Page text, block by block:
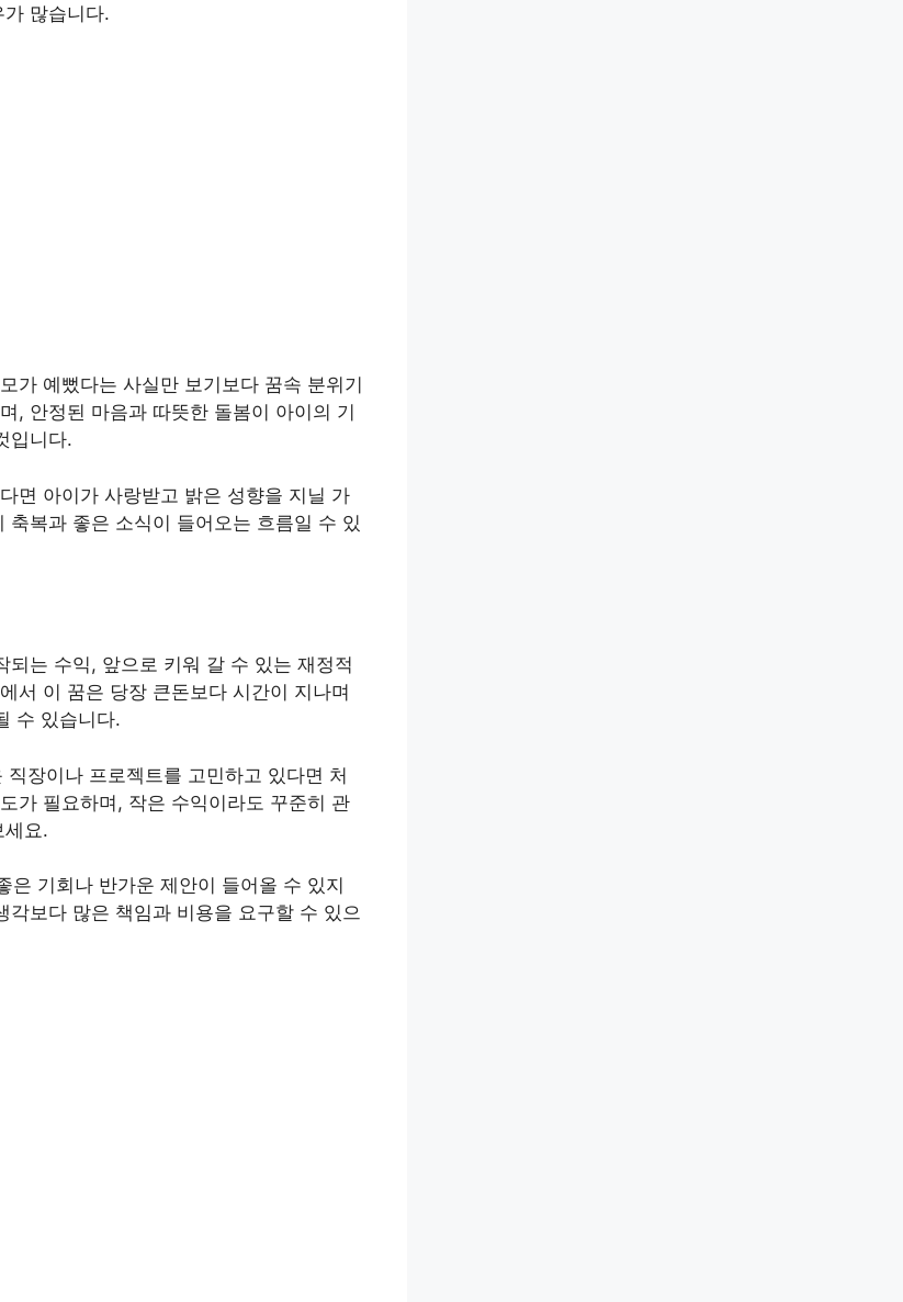
많습니다.
가 예뻤다는 사실만 보기보다 꿈속 분위기
, 안정된 마음과 따뜻한 돌봄이 아이의 기
입니다.
면 아이가 사랑받고 밝은 성향을 지닐 가
복과 좋은 소식이 들어오는 흐름일 수 있
는 수익, 앞으로 키워 갈 수 있는 재정적
서 이 꿈은 당장 큰돈보다 시간이 지나며
수 있습니다.
장이나 프로젝트를 고민하고 있다면 처
가 필요하며, 작은 수익이라도 꾸준히 관
세요.
은 기회나 반가운 제안이 들어올 수 있지
보다 많은 책임과 비용을 요구할 수 있으